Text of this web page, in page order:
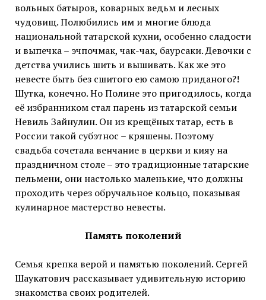
вольных батыров, коварных ведьм и лесных
чудовищ. Полюбились им и многие блюда
национальной татарской кухни, особенно сладости
и выпечка – эчпочмак, чак-чак, баурсаки. Девочки с
детства учились шить и вышивать. Как же это
невесте быть без сшитого ею самою приданого?!
Шутка, конечно. Но Полине это пригодилось, когда
её избранником стал парень из татарской семьи
Невиль Зайнулин. Он из крещёных татар, есть в
России такой субэтнос – кряшены. Поэтому
свадьба сочетала венчание в церкви и кияу на
праздничном столе – это традиционные татарские
пельмени, они настолько маленькие, что должны
проходить через обручальное кольцо, показывая
кулинарное мастерство невесты.
Память поколений
Семья крепка верой и памятью поколений. Сергей
Шаукатович рассказывает удивительную историю
знакомства своих родителей.